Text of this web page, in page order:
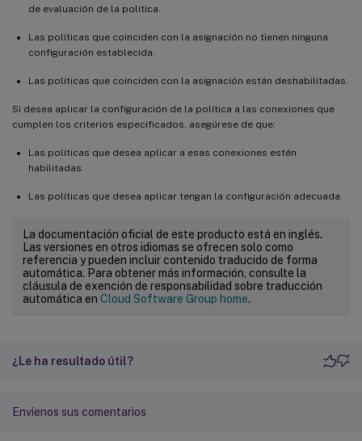
de evaluación de la política.
Las políticas que coinciden con la asignación no tienen ninguna
configuración establecida.
Las políticas que coinciden con la asignación están deshabilitadas.
Si desea aplicar la configuración de la política a las conexiones que
cumplen los criterios especificados, asegúrese de que:
Las políticas que desea aplicar a esas conexiones estén
habilitadas.
Las políticas que desea aplicar tengan la configuración adecuada.
La documentación oficial de este producto está en inglés.
Las versiones en otros idiomas se ofrecen solo como
referencia y pueden incluir contenido traducido de forma
automática. Para obtener más información, consulte la
cláusula de exención de responsabilidad sobre traducción
automática en Cloud Software Group home.
¿Le ha resultado útil?
Envíenos sus comentarios